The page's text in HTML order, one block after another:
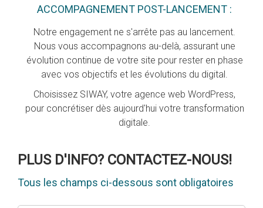
ACCOMPAGNEMENT POST-LANCEMENT :
Notre engagement ne s'arrête pas au lancement.
Nous vous accompagnons au-delà, assurant une
évolution continue de votre site pour rester en phase
avec vos objectifs et les évolutions du digital.
Choisissez SIWAY, votre agence web WordPress,
pour concrétiser dès aujourd'hui votre transformation
digitale.
PLUS D'INFO? CONTACTEZ-NOUS!
Tous les champs ci-dessous sont obligatoires